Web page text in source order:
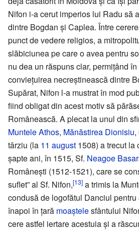
Nifon i-a cerut imperios lui Radu să
dintre Bogdan și Caplea. Între
punct de vedere religios, a
slăbiciunea pe care o avea pentru
nu dea un răspuns clar, permițând
conviețuirea necreștinească dintre
Supărat, Nifon l-a mustrat în mod
fiind obligat din acest motiv să
Românească. A plecat la unul din
Muntele Athos, Mănăstirea Dionisiu,
târziu (la 11 august 1508) a trecut la
șapte ani, în 1515, Sf. Neagoe
Românești (1512-1521), care se
suflet” al Sf. Nifon,[13] a trimis la
condusă de logofătul Danciul
înapoi în țară moaștelesfântului
cere astfel iertare acestuia și a